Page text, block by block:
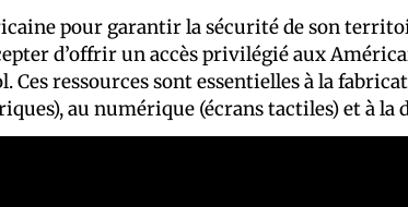
pour garantir la sécurité de son
d’offrir un accès privilégié aux
Ces ressources sont essentielles à la
au numérique (écrans tactiles) et à la